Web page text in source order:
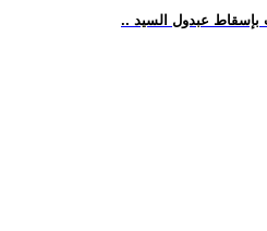
بإسقاط عبدول السيد